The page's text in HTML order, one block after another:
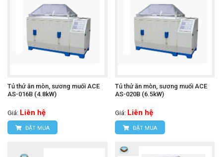
Tủ thử ăn mòn, sương muối ACE
AS-016B (4.8kW)
Giá: Liên hệ
ĐẶT MUA
Tủ thử ăn mòn, sương muối ACE
AS-020B (6.5kW)
Giá: Liên hệ
ĐẶT MUA